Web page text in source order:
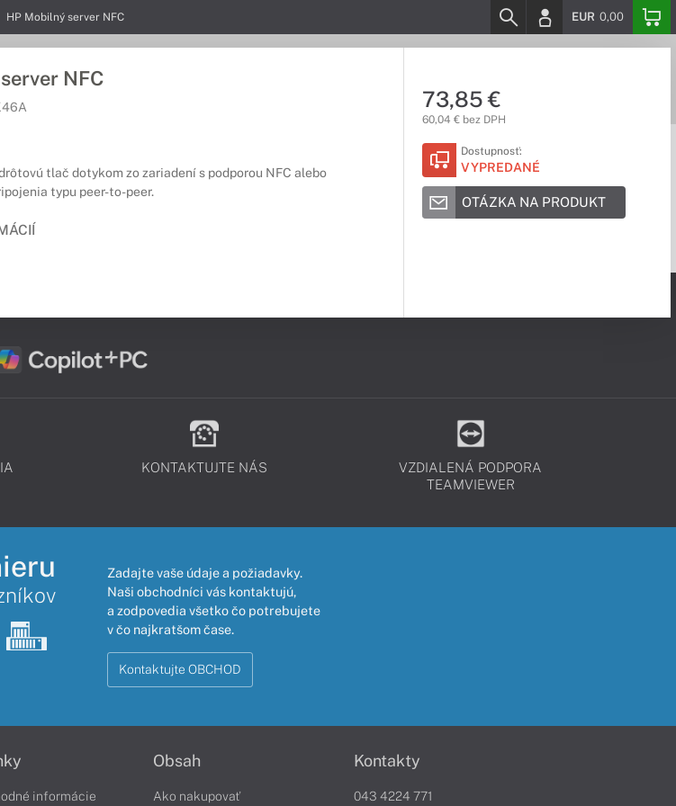
HP Mobilný server NFC EUR 0,00
NFC
tlač dotykom zo zariadení s podporou NFC alebo
typu peer-to-peer.
73,85 €
60,04 € bez DPH
Dostupnosť:
VYPREDANÉ
OTÁZKA NA PRODUKT
KONTAKTUJTE NÁS
VZDIALENÁ PODPORA
TEAMVIEWER
Zadajte vaše údaje a požiadavky.
Naši obchodníci vás kontaktujú,
a zodpovedia všetko čo potrebujete
v čo najkratšom čase.
Kontaktujte OBCHOD
informácie
Obsah
Ako nakupovať
Kontakty
043 4224 771